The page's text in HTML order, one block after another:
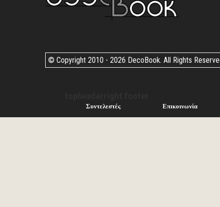
© Copyright 2010 - 2026 DecoBook. All Rights
Συντελεστές Επικοινωνία